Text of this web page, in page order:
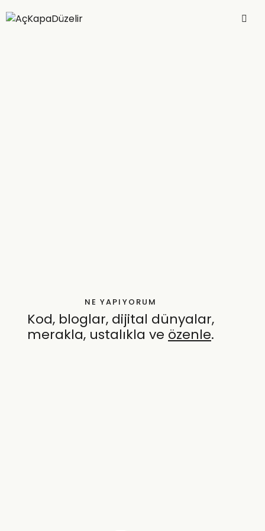
NE YAPIYORUM
Kod, bloglar, dijital dünyalar,
merakla, ustalıkla ve özenle.